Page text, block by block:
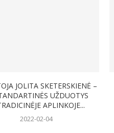
JOLITA SKETERSKIENĖ –
UŽDUOTYS
APLINKOJE...
2022-02-04